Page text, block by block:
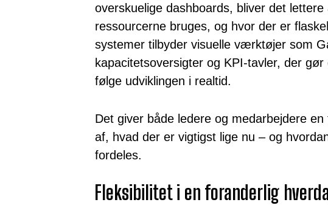
overskuelige dashboards, bliver det
ressourcerne bruges, og hvor der er
systemer tilbyder visuelle værktøjer som
kapacitetsoversigter og KPI-tavler, der
følge udviklingen i realtid.
Det giver både ledere og medarbejdere
af, hvad der er vigtigst lige nu – og
fordeles.
Fleksibilitet i en foranderlig